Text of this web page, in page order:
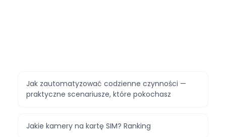
Jak zautomatyzować codzienne czynności —
praktyczne scenariusze, które pokochasz
Jakie kamery na kartę SIM? Ranking